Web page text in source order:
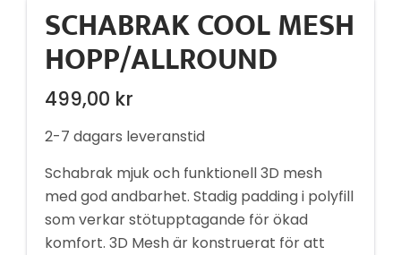
SCHABRAK COOL MESH
HOPP/ALLROUND
499,00 kr
2-7 dagars leveranstid
Schabrak mjuk och funktionell 3D mesh
med god andbarhet. Stadig padding i polyfill
som verkar stötupptagande för ökad
komfort. 3D Mesh är konstruerat för att